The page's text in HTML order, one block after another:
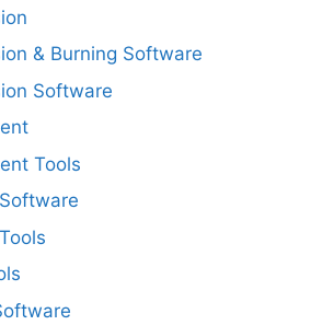
& Burning Software
Software
Tools